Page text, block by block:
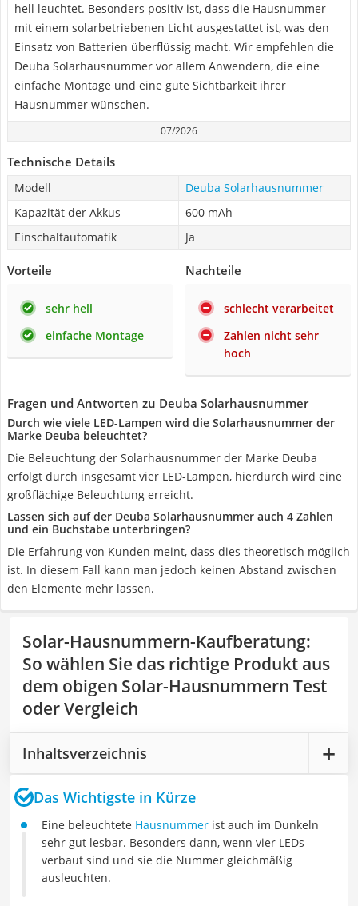
hell leuchtet. Besonders positiv ist, dass die Hausnummer
mit einem solarbetriebenen Licht ausgestattet ist, was den
Einsatz von Batterien überflüssig macht. Wir empfehlen die
Deuba Solarhausnummer vor allem Anwendern, die eine
einfache Montage und eine gute Sichtbarkeit ihrer
Hausnummer wünschen.
07/2026
Technische Details
Modell
Deuba Solarhausnummer
Kapazität der Akkus
600 mAh
Einschaltautomatik
Ja
Vorteile
sehr hell
einfache Montage
Nachteile
schlecht verarbeitet
Zahlen nicht sehr
hoch
Fragen und Antworten zu Deuba Solarhausnummer
Durch wie viele LED-Lampen wird die Solarhausnummer der
Marke Deuba beleuchtet?
Die Beleuchtung der Solarhausnummer der Marke Deuba
erfolgt durch insgesamt vier LED-Lampen, hierdurch wird eine
großflächige Beleuchtung erreicht.
Lassen sich auf der Deuba Solarhausnummer auch 4 Zahlen
und ein Buchstabe unterbringen?
Die Erfahrung von Kunden meint, dass dies theoretisch möglich
ist. In diesem Fall kann man jedoch keinen Abstand zwischen
den Elemente mehr lassen.
Solar-Hausnummern-Kaufberatung:
So wählen Sie das richtige Produkt aus
dem obigen Solar-Hausnummern Test
oder Vergleich
Inhaltsverzeichnis
Das Wichtigste in Kürze
Eine beleuchtete Hausnummer ist auch im Dunkeln
sehr gut lesbar. Besonders dann, wenn vier LEDs
verbaut sind und sie die Nummer gleichmäßig
ausleuchten.